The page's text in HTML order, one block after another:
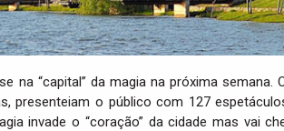
na “capital” da magia na próxima
presenteiam o público com 127
invade o “coração” da cidade mas vai